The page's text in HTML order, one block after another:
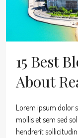
15 Best
About
Lorem ipsum dolor
mollis et sem sed
hendrerit